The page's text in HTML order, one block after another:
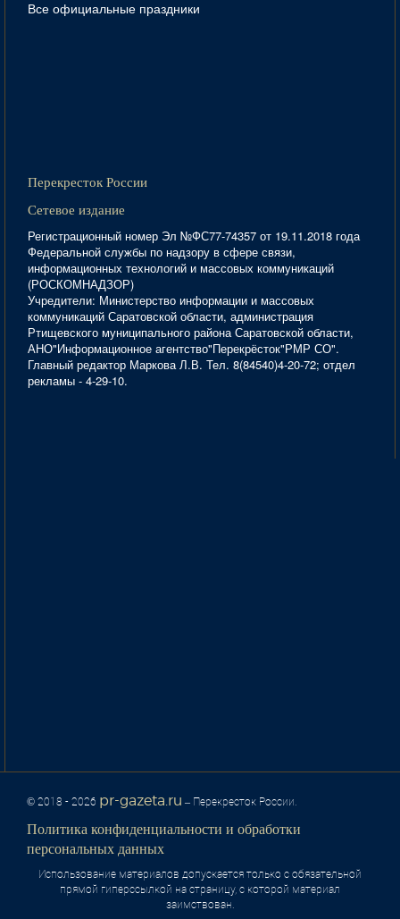
Все официальные праздники
Перекресток России
Сетевое издание
Регистрационный номер Эл №ФС77-74357 от 19.11.2018 года
Федеральной службы по надзору в сфере связи,
информационных технологий и массовых коммуникаций
(РОСКОМНАДЗОР)
Учредители: Министерство информации и массовых
коммуникаций Саратовской области, администрация
Ртищевского муниципального района Саратовской области,
АНО"Информационное агентство"Перекрёсток"РМР СО".
Главный редактор Маркова Л.В. Тел. 8(84540)4-20-72; отдел
рекламы - 4-29-10.
© 2018 - 2026 pr-gazeta.ru – Перекресток России.
Политика конфиденциальности и обработки
персональных данных
Использование материалов допускается только с обязательной
прямой гиперссылкой на страницу, с которой материал
заимствован.